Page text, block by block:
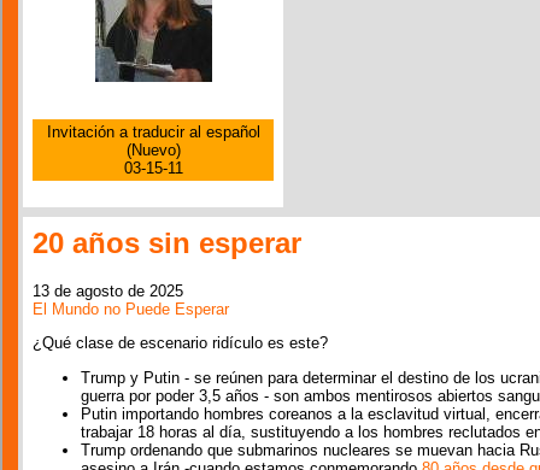
Invitación a traducir al español
(Nuevo)
03-15-11
20 años sin esperar
13 de agosto de 2025
El Mundo no Puede Esperar
¿Qué clase de escenario ridículo es este?
Trump y Putin - se reúnen para determinar el destino de los
guerra por poder 3,5 años - son ambos mentirosos abiertos
Putin importando hombres coreanos a la esclavitud virtual,
trabajar 18 horas al día, sustituyendo a los hombres reclutados
Trump ordenando que submarinos nucleares se muevan hacia